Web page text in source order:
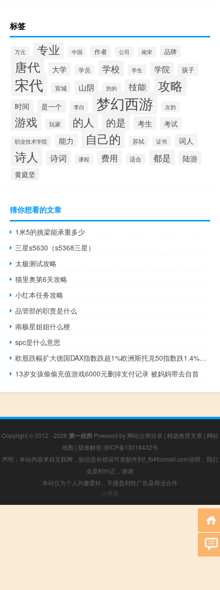
标签
万元 专业 中国 作者 公司 南宋 品牌
唐代 大学 学员 学校 学生 学院 孩子
宋代 宣城 山阴 您的 技能 攻略
时间 是一个 李白 梦幻西游 次韵
游戏 玩家 的人 的是 考生 考试
职业技术学院 能力 自己的 苏轼 证书 词人
诗人 诗词 课程 费用 适合 都是 陆游
黄庭坚
猜你想看的文章
1米5的挑梁能承重多少
三星s5630（s5368三星）
太极测试攻略
猫里奥第6关攻略
小红本任务攻略
品管部的职责是什么
南极星姐姐什么梗
spc是什么意思
欧股跌幅扩大德国DAX指数跌超1%欧洲斯托克50指数跌1.4%法国CAC40指数、英国富时100指数跌1.3%
13岁女孩偷偷充值游戏6000元删掉支付记录 被妈妈带去自首
Copyright © 2012 - 2026 第一丝所 Powered by 网站分类目录 | 精选推荐文章 | 网站
地图 | 疑难解答 浙ICP备13018432号
声明：本站内容来自互联网，如信息有错误可发邮件到f_fb#foxmail.com说明，我们
会及时纠正，谢谢
本站仅为个人兴趣爱好，不接盈利性广告及商业合作
小男孩